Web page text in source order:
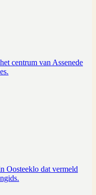
centrum van Assenede
Oosteeklo dat vermeld